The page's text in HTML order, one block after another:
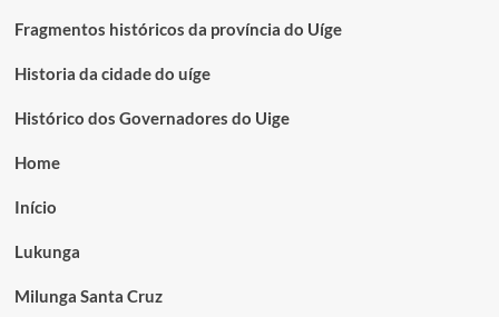
Fragmentos históricos da província do Uíge
Historia da cidade do uíge
Histórico dos Governadores do Uige
Home
Início
Lukunga
Milunga Santa Cruz